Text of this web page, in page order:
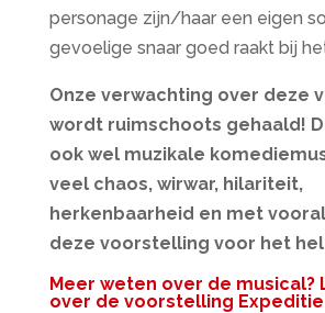
personage zijn/haar een eigen
gevoelige snaar goed raakt bij
Onze verwachting over deze
wordt ruimschoots gehaald!
ook wel muzikale
veel chaos, wirwar, hilariteit,
herkenbaarheid en met
deze voorstelling voor het
Meer weten over de musical?
over de voorstelling